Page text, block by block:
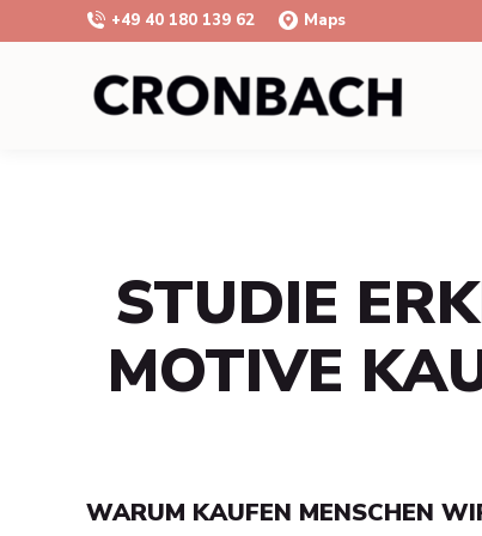
+49 40 180 139 62 Maps
STUDIE
MOTIVE
WARUM KAUFEN MENSCHEN